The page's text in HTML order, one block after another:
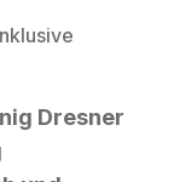
Dresner